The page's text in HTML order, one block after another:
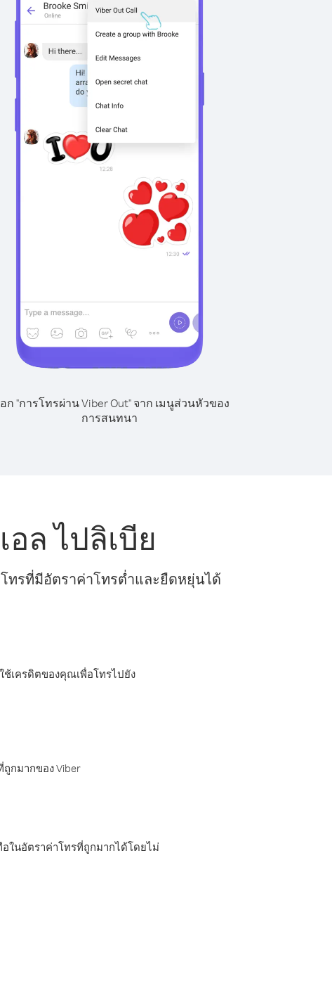
อก "การโทรผ่าน Viber Out" จาก เมนูส่วนหัวของ
การสนทนา
ล ไปลิเบีย
ทรที่มีอัตราค่าโทรต่ำและยืดหยุ่นได้
ช้เครดิตของคุณเพื่อโทรไปยัง
กมากของ Viber
ในอัตราค่าโทรที่ถูกมากได้โดยไม่